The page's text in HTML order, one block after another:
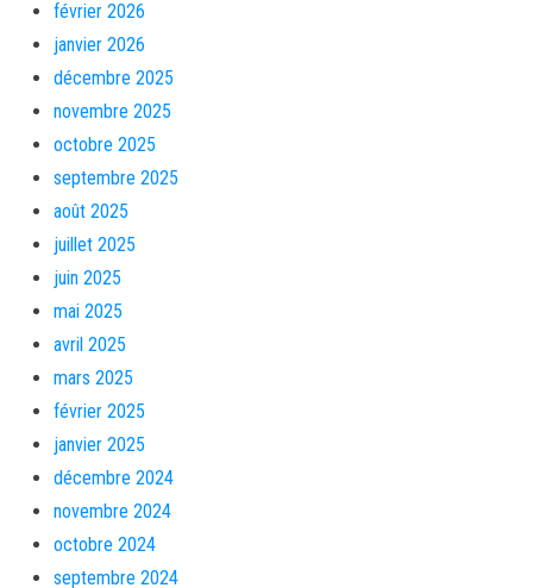
février 2026
janvier 2026
décembre 2025
novembre 2025
octobre 2025
septembre 2025
août 2025
juillet 2025
juin 2025
mai 2025
avril 2025
mars 2025
février 2025
janvier 2025
décembre 2024
novembre 2024
octobre 2024
septembre 2024